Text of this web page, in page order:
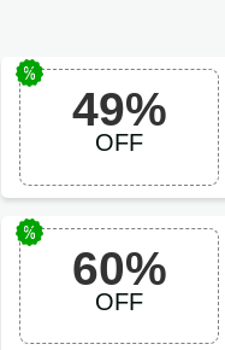
49%
OFF
60%
OFF